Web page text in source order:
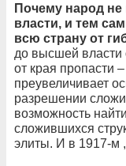
Почему народ
власти, и тем
всю страну от
до высшей власти
от края пропасти
преувеличивает
разрешении
возможность
сложившихся
элиты. И в 1917-м